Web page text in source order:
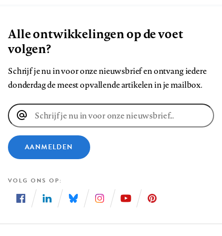
Alle ontwikkelingen op de voet
volgen?
Schrijf je nu in voor onze nieuwsbrief en ontvang iedere
donderdag de meest opvallende artikelen in je mailbox.
E-
mailadres
AANMELDEN
VOLG ONS OP
ons
ons
ons
ons
ons
ons